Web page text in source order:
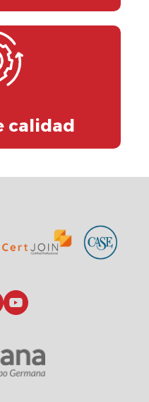
calidad